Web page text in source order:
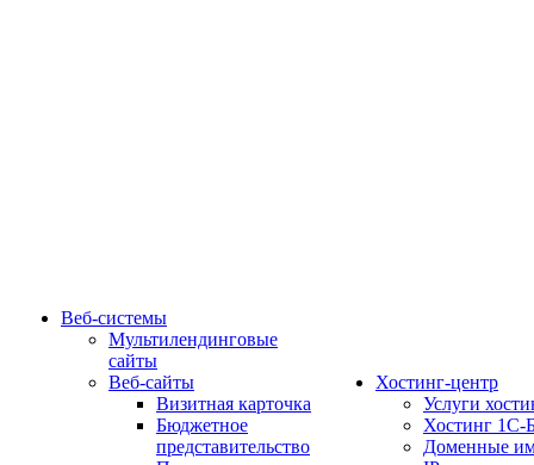
Веб-системы
Мультилендинговые
сайты
Веб-сайты
Визитная карточка
Бюджетное
представительство
Хостинг-центр
Услуги
Хостинг 1С-
Доменные